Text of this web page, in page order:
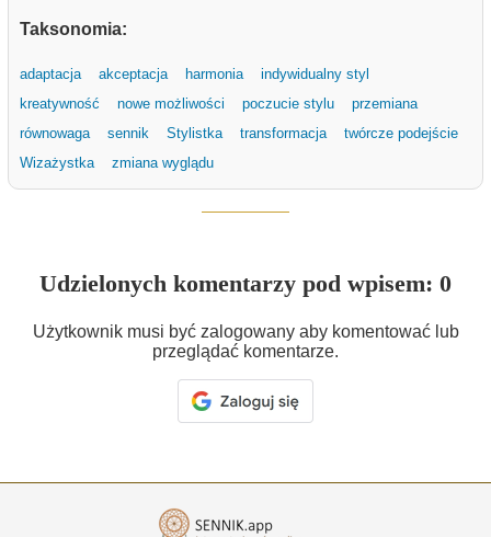
Taksonomia:
adaptacja akceptacja harmonia
indywidualny styl
kreatywność
nowe możliwości poczucie stylu
przemiana
równowaga
sennik Stylistka transformacja
twórcze podejście
Wizażystka
zmiana wyglądu
Udzielonych komentarzy pod wpisem: 0
Użytkownik musi być zalogowany aby komentować lub
przeglądać komentarze.